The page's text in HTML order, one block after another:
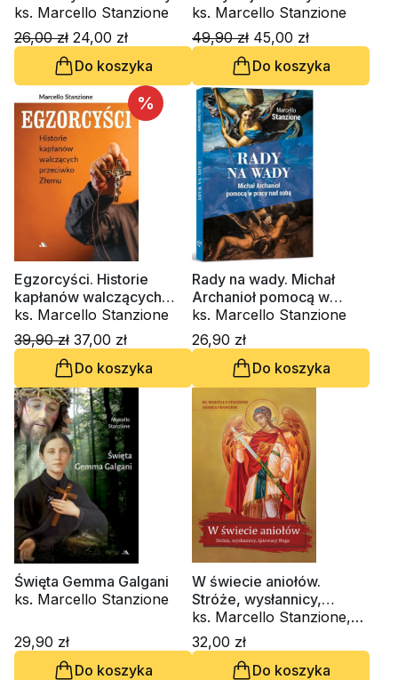
ks. Marcello Stanzione
26,00 zł 24,00 zł
Do koszyka
ks. Marcello Stanzione
49,90 zł 45,00 zł
Do koszyka
%
Egzorcyści. Historie
kapłanów walczących
przeciwko Złemu
ks. Marcello Stanzione
39,90 zł 37,00 zł
Do koszyka
Rady na wady. Michał
Archanioł pomocą w
pracy nad sobą
ks. Marcello Stanzione
26,90 zł
Do koszyka
Święta Gemma Galgani
ks. Marcello Stanzione
29,90 zł
Do koszyka
W świecie aniołów.
Stróże, wysłannicy,
śpiewacy Boga
ks. Marcello Stanzione,
Andrea Franchini
32,00 zł
Do koszyka